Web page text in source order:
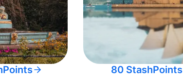
80 StashPoints